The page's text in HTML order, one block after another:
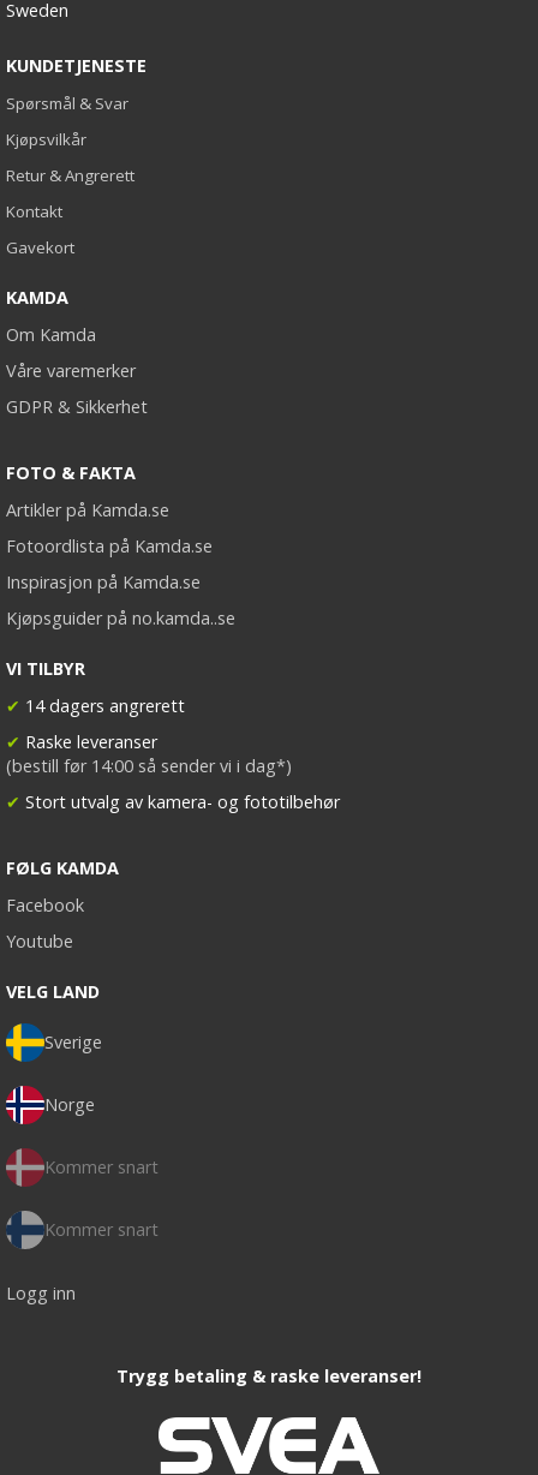
Sweden
KUNDETJENESTE
Spørsmål & Svar
Kjøpsvilkår
Retur & Angrerett
Kontakt
Gavekort
KAMDA
Om Kamda
Våre varemerker
GDPR & Sikkerhet
FOTO & FAKTA
Artikler på Kamda.se
Fotoordlista på Kamda.se
Inspirasjon på Kamda.se
Kjøpsguider på no.kamda..se
VI TILBYR
✔ 14 dagers angrerett
✔ Raske leveranser
(bestill før 14:00 så sender vi i dag*)
✔ Stort utvalg av kamera- og fototilbehør
FØLG KAMDA
Facebook
Youtube
VELG LAND
Sverige
Norge
Kommer snart
Kommer snart
Logg inn
Trygg betaling & raske leveranser!